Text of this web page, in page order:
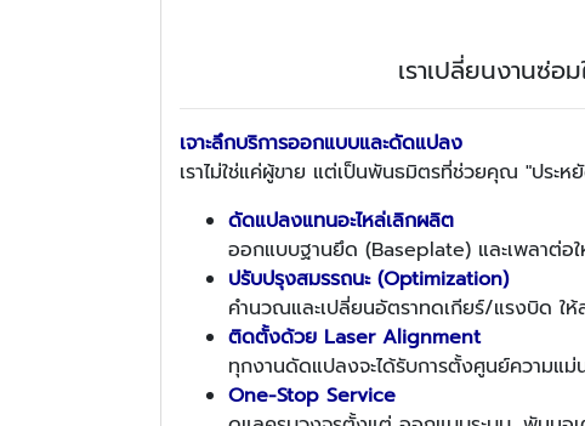
เราเปลี่ยนงานซ่
เจาะลึกบริการออกแบบและดัดแปลง
เราไม่ใช่แค่ผู้ขาย แต่เป็นพันธมิตรที่ช่วยคุณ "ประห
ดัดแปลงแทนอะไหล่เลิกผลิต
ออกแบบฐานยึด (Baseplate) และเพลาต่อ
ปรับปรุงสมรรถนะ (Optimization)
คำนวณและเปลี่ยนอัตราทดเกียร์/แรงบิด ใ
ติดตั้งด้วย Laser Alignment
ทุกงานดัดแปลงจะได้รับการตั้งศูนย์ความแม่
One-Stop Service